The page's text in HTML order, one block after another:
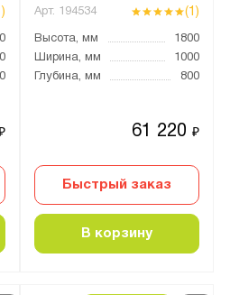
Арт. 194534 (1)
Высота, мм
1800
Ширина, мм
1000
Глубина, мм
800
61 220₽
Быстрый заказ
В корзину